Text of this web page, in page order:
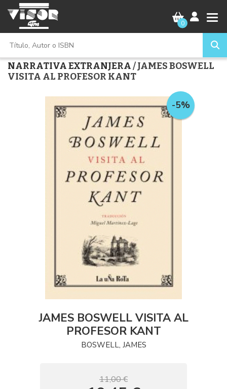
0
NARRATIVA EXTRANJERA/ JAMES BOSWELL
VISITA AL PROFESOR KANT
-5%
JAMES BOSWELL VISITA AL
PROFESOR KANT
BOSWELL, JAMES
11,00 €